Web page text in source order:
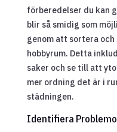
förberedelser du kan
blir så smidig som
genom att sortera
hobbyrum. Detta
saker och se till att
mer ordning det är i
städningen.
Identifiera